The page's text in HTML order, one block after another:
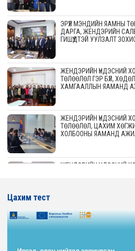
ЭРҮҮЛ МЭНДИЙН ЯАМНЫ
ДАРГА, ЖЕНДЭРИЙН
ГИШҮҮДТЭЙ УУЛЗАЛТ
ЖЕНДЭРИЙН ҮНДЭСНИЙ
ТӨЛӨӨЛӨЛ ГЭР БҮЛ,
ХАМГААЛЛЫН ЯАМАНД
ЖЕНДЭРИЙН ҮНДЭСНИЙ
ТӨЛӨӨЛӨЛ, ЦАХИМ
ХОЛБООНЫ ЯАМАНД
ЖЕНДЭРИЙН ҮНДЭСНИЙ
ЖЕНДЭРИЙН ҮНДЭСНИЙ
ТӨЛӨӨЛӨЛ ХОТ
СУУЦЖУУЛАЛТЫН
Цахим тест